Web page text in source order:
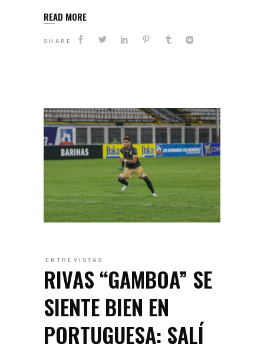
READ MORE
SHARE
ENTREVISTAS
RIVAS “GAMBOA” SE
SIENTE BIEN EN
PORTUGUESA: SALÍ